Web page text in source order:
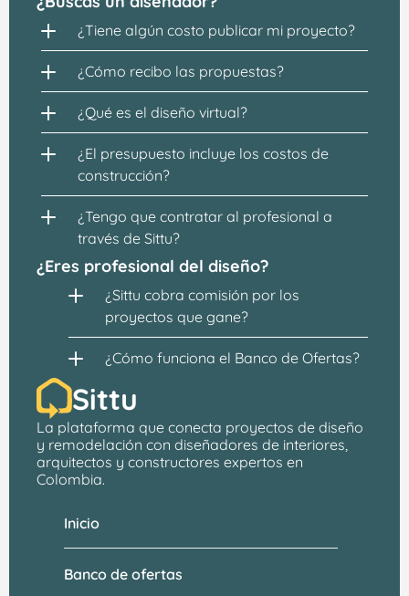
¿Tiene algún costo publicar mi proyecto?
¿Cómo recibo las propuestas?
¿Qué es el diseño virtual?
¿El presupuesto incluye los costos de
construcción?
¿Tengo que contratar al profesional a
través de Sittu?
¿Eres profesional del diseño?
¿Sittu cobra comisión por los
proyectos que gane?
¿Cómo funciona el Banco de Ofertas?
Sittu
La plataforma que conecta proyectos de diseño
y remodelación con diseñadores de interiores,
arquitectos y constructores expertos en
Colombia.
Banco de ofertas
Inicio